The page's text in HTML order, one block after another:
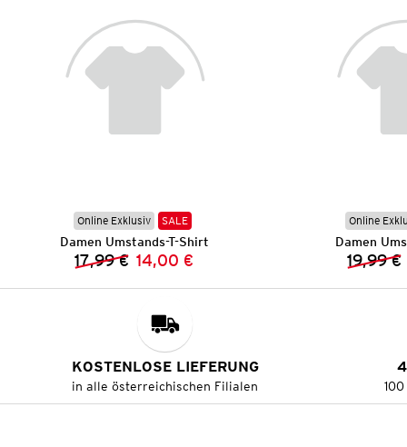
Online Exklusiv SALE
Damen Umstands-T-Shirt
Vorheriger Preis:
17,99 € Neuer Preis:
14,00 €
Online
Damen
19,99 €
KOSTENLOSE LIEFERUNG
in alle österreichischen Filialen